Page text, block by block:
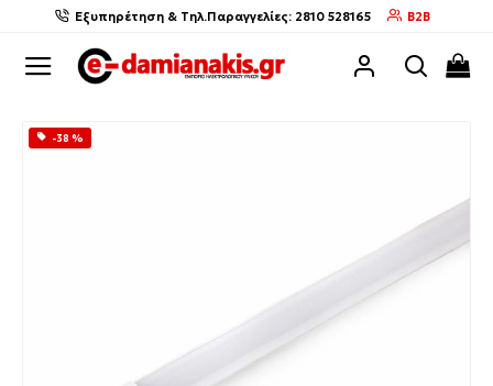
Εξυπηρέτηση & Τηλ.Παραγγελίες: 2810 528165 B2B
-38 %